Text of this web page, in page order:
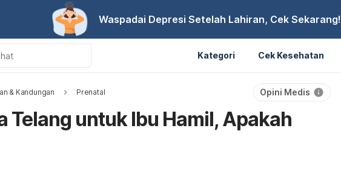
Waspadai Depresi Setelah Lahiran, Cek Sekarang!
Kategori Cek Kesehatan
& Kandungan Prenatal Opini Medis
Telang untuk Ibu Hamil, Apakah